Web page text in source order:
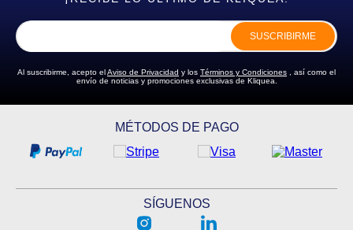
SUSCRIBIRME
Al suscribirme, acepto elAviso de Privacidad y los Términos y Condiciones , así como el
envío de noticias y promociones exclusivas de Kliquea.
MÉTODOS DE PAGO
SÍGUENOS